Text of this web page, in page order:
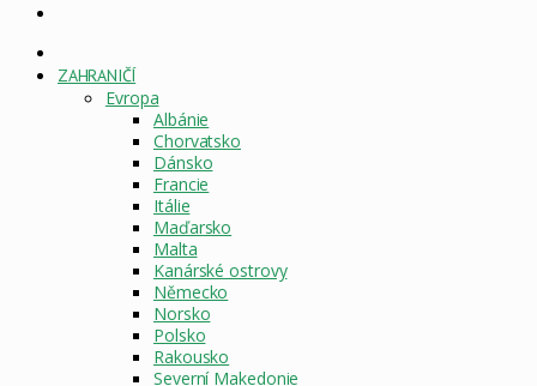
STRÁNKA
ZAHRANIČÍ
Evropa
Albánie
Chorvatsko
Dánsko
Francie
Itálie
Maďarsko
Malta
Kanárské ostrovy
Německo
Norsko
Polsko
Rakousko
Severní Makedonie